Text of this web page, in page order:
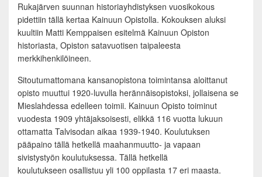
Rukajärven suunnan historiayhdistyksen vuosikokous
pidettiin tällä kertaa Kainuun Opistolla. Kokouksen aluksi
kuultiin Matti Kemppaisen esitelmä Kainuun Opiston
historiasta, Opiston satavuotisen taipaleesta
merkkihenkilöineen.
Sitoutumattomana kansanopistona toimintansa aloittanut
opisto muuttui 1920-luvulla herännäisopistoksi, jollaisena se
Mieslahdessa edelleen toimii. Kainuun Opisto toiminut
vuodesta 1909 yhtäjaksoisesti, elikkä 116 vuotta lukuun
ottamatta Talvisodan aikaa 1939-1940. Koulutuksen
pääpaino tällä hetkellä maahanmuutto- ja vapaan
sivistystyön koulutuksessa. Tällä hetkellä
koulutukseen osallistuu yli 100 oppilasta 17 eri maasta.